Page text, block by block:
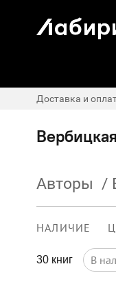
Авторы /
НАЛИЧИЕ
30 книг в
Доставка и